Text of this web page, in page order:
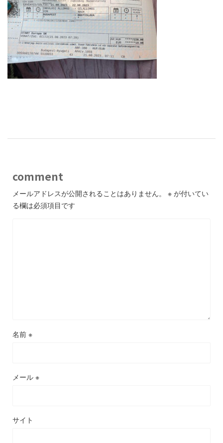
comment
メールアドレスが公開されることはありません。 ※ が付いてい
る欄は必須項目です
名前 ※
メール ※
サイト